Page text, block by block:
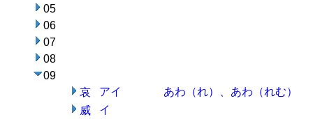
05
06
07
08
09
哀
アイ
あわ（れ）、あわ（れむ）
威
イ